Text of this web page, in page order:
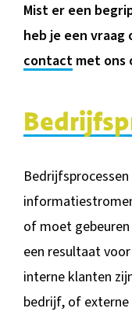
Mist er een
heb je een vraag
contactmet ons
of moet
een resultaat
interne klanten
bedrijf, of